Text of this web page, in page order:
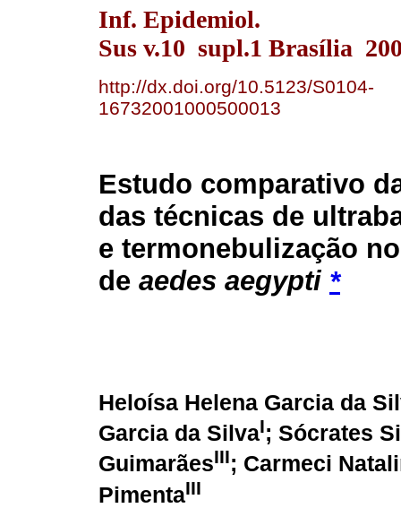
Inf. Epidemiol.
Sus v.10 supl.1 Brasília
http://dx.doi.org/10.5123/S0104-
16732001000500013
Estudo comparativo
das técnicas de
e termonebulização
de aedes aegypti *
Heloísa Helena Garcia da
Garcia da SilvaI; Sócrates
GuimarãesIII; Carmeci
PimentaIII